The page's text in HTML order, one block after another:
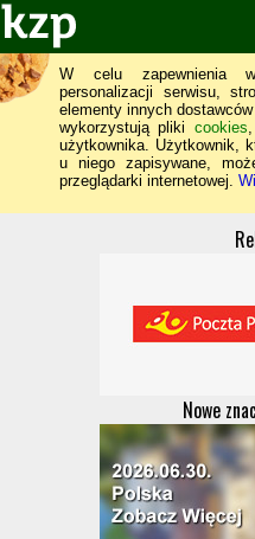
W celu zapewnienia
personalizacji serwisu,
elementy innych
wykorzystują pliki cookies
użytkownika. Użytkownik,
u niego zapisywane,
przeglądarki internetowej.
Nowe